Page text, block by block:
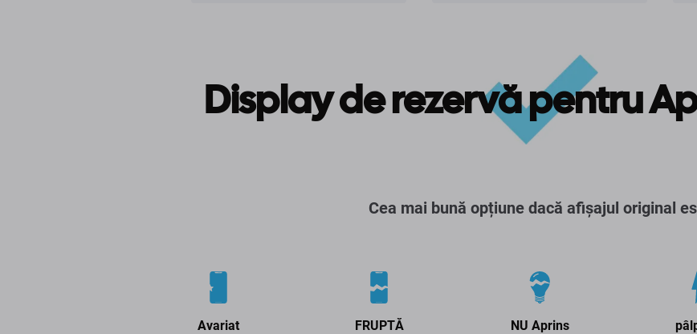
Display de rezervă pentru
Cea mai bună opțiune dacă afișajul original
Avariat FRUPTĂ NU Aprins